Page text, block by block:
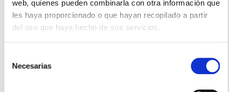
web, quienes pueden combinarla con otra información que
les haya proporcionado o que hayan recopilado a partir
del uso que haya hecho de sus servicios.
Necesarias
ANA MARIA LAJUSTICIA
COLÁGENO CON MAGNESIO SABOR NEUTRO POLVO (350g)
20.95€
- +